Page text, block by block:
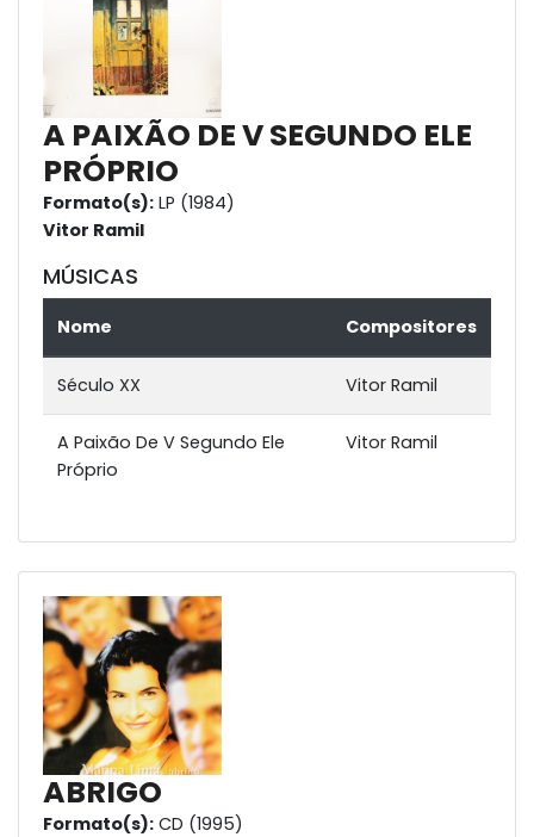
A PAIXÃO DE V SEGUNDO ELE
PRÓPRIO
Formato(s): LP (1984)
Vitor Ramil
MÚSICAS
Nome Compositores
Século XX Vitor Ramil
A Paixão De V Segundo Ele
Próprio
Vitor Ramil
ABRIGO
Formato(s): CD (1995)